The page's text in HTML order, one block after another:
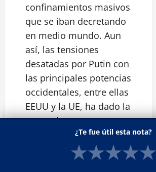
confinamientos masivos
que se iban decretando
en medio mundo. Aun
así, las tensiones
desatadas por Putin con
las principales potencias
occidentales, entre ellas
EEUU y la UE, ha dado la
estocada a unos
mercados que llevaban
semanas adentrándose
en terreno negativo.
¿Te fue útil esta nota?
★★★★★